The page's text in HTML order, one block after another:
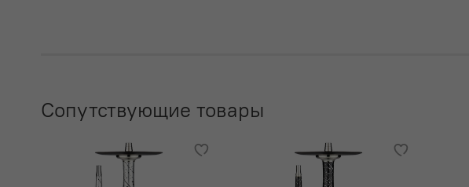
Сопутствующие товары